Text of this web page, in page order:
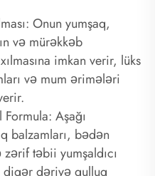
Onun yumşaq,
və mürəkkəb
imkan verir, lüks
və mum ərimələri
Aşağı
balzamları, bədən
təbii yumşaldıcı
digər dəriyə qulluq